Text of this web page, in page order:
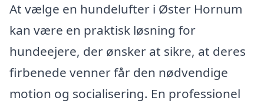
At vælge en hundelufter i Øster Hornum
kan være en praktisk løsning for
hundeejere, der ønsker at sikre, at deres
firbenede venner får den nødvendige
motion og socialisering. En professionel